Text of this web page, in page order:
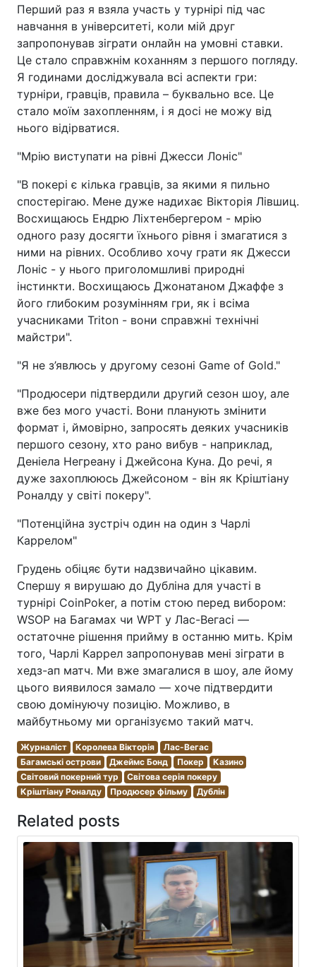
Перший раз я взяла участь у турнірі під час
навчання в університеті, коли мій друг
запропонував зіграти онлайн на умовні ставки.
Це стало справжнім коханням з першого погляду.
Я годинами досліджувала всі аспекти гри:
турніри, гравців, правила – буквально все. Це
стало моїм захопленням, і я досі не можу від
нього відірватися.
"Мрію виступати на рівні Джесси Лоніс"
"В покері є кілька гравців, за якими я пильно
спостерігаю. Мене дуже надихає Вікторія Лівшиц.
Восхищаюсь Ендрю Ліхтенбергером - мрію
одного разу досягти їхнього рівня і змагатися з
ними на рівних. Особливо хочу грати як Джесси
Лоніс - у нього приголомшливі природні
інстинкти. Восхищаюсь Джонатаном Джаффе з
його глибоким розумінням гри, як і всіма
учасниками Triton - вони справжні технічні
майстри".
"Я не з’явлюсь у другому сезоні Game of Gold."
"Продюсери підтвердили другий сезон шоу, але
вже без мого участі. Вони планують змінити
формат і, ймовірно, запросять деяких учасників
першого сезону, хто рано вибув - наприклад,
Деніела Негреану і Джейсона Куна. До речі, я
дуже захоплююсь Джейсоном - він як Кріштіану
Роналду у світі покеру".
"Потенційна зустріч один на один з Чарлі
Каррелом"
Грудень обіцяє бути надзвичайно цікавим.
Спершу я вирушаю до Дубліна для участі в
турнірі CoinPoker, а потім стою перед вибором:
WSOP на Багамах чи WPT у Лас-Вегасі —
остаточне рішення прийму в останню мить. Крім
того, Чарлі Каррел запропонував мені зіграти в
хедз-ап матч. Ми вже змагалися в шоу, але йому
цього виявилося замало — хоче підтвердити
свою домінуючу позицію. Можливо, в
майбутньому ми організуємо такий матч.
Журналіст Королева Вікторія
Лас-Вегас
Багамські острови
Джеймс Бонд Покер
Казино
Світовий покерний тур
Світова серія покеру
Кріштіану Роналду
Продюсер фільму Дублін
Related posts